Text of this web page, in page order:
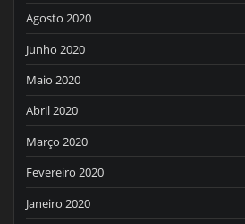
Agosto 2020
Junho 2020
Maio 2020
Abril 2020
Março 2020
Fevereiro 2020
Janeiro 2020